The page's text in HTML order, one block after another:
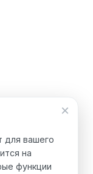
×
для вашего
на
функции